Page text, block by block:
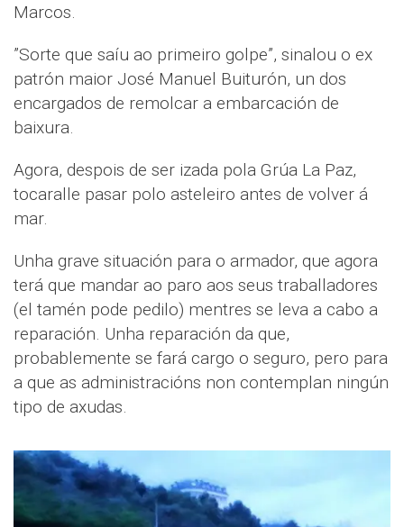
Marcos.
”Sorte que saíu ao primeiro golpe”, sinalou o ex
patrón maior José Manuel Buiturón, un dos
encargados de remolcar a embarcación de
baixura.
Agora, despois de ser izada pola Grúa La Paz,
tocaralle pasar polo asteleiro antes de volver á
mar.
Unha grave situación para o armador, que agora
terá que mandar ao paro aos seus traballadores
(el tamén pode pedilo) mentres se leva a cabo a
reparación. Unha reparación da que,
probablemente se fará cargo o seguro, pero para
a que as administracións non contemplan ningún
tipo de axudas.